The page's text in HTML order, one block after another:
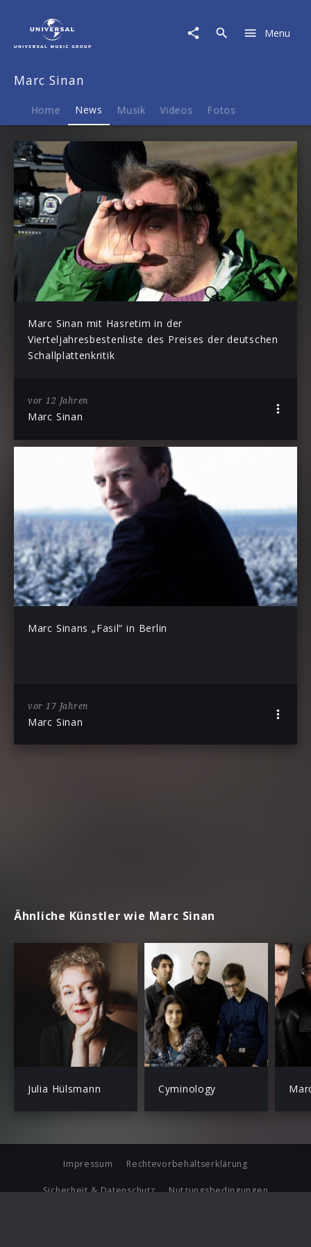
News
Menu
Marc Sinan
Home News Musik Videos Fotos
Marc Sinan mit Hasretim in der
Vierteljahresbestenliste des Preises der deutschen
Schallplattenkritik
vor 12 Jahren
Marc Sinan
Marc Sinans „Fasil“ in Berlin
vor 17 Jahren
Marc Sinan
Ähnliche Künstler wie Marc Sinan
Julia Hülsmann Cyminology
Impressum Rechtevorbehaltserklärung
Sicherheit & Datenschutz Nutzungsbedingungen